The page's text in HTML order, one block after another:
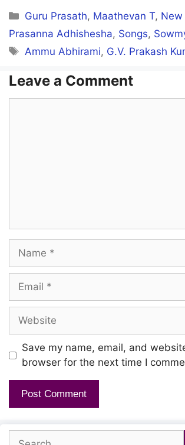
Categories
Guru Prasath, Maathevan T, New
Prasanna Adhishesha, Songs,
Tags
Ammu Abhirami, G.V. Prakash
Leave a Comment
Name
Email
Website
Save my name, email, and
browser for the next time I
Search